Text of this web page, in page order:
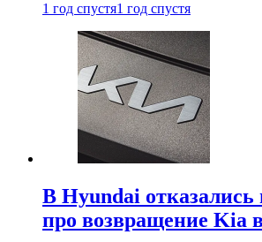
1 год спустя1 год спустя
В Hyundai отказались
про возвращение Kia